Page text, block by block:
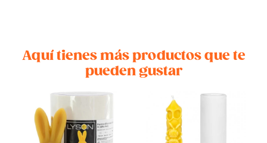
Aquí tienes más productos que te
pueden gustar